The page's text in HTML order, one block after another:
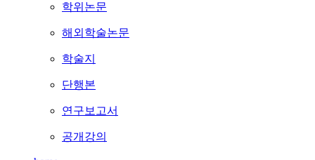
학위논문
해외학술논문
학술지
단행본
연구보고서
공개강의